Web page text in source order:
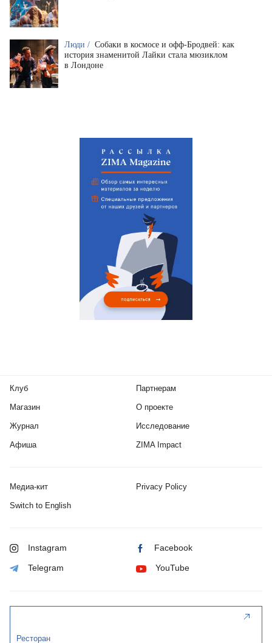
Люди / Собаки в космосе и офф-Бродвей: как
история знаменитой Лайки стала мюзиклом
в Лондоне
Клуб
Магазин
Журнал
Афиша
Партнерам
О проекте
Исследование
ZIMA Impact
Медиа-кит Privacy Policy
Switch to English
Instagram Facebook
Telegram YouTube
Ресторан